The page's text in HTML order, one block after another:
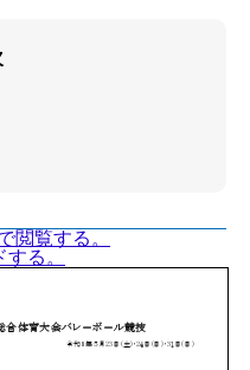
閲覧する。
る。